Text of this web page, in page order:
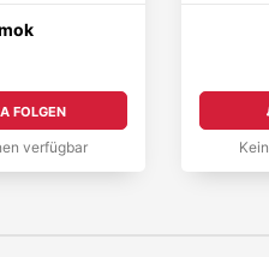
FOLGEN
verfügbar